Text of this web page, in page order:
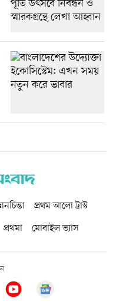
প্রথম আলো ট্রাস্ট
প্রথমা মোবাইল ভ্যাস